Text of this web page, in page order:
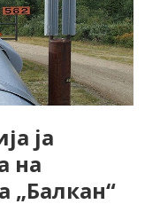
jа
на
„Балкан“